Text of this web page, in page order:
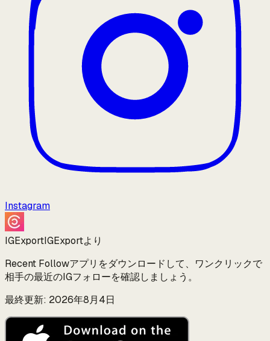
Instagram
IGExportIGExportより
Recent Followアプリをダウンロードして、ワンクリックで
相手の最近のIGフォローを確認しましょう。
最終更新: 2026年8月4日